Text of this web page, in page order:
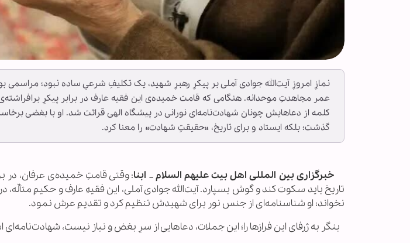
نمازِ امروزِ آیت‌الله جوادی آملی بر پیکرِ رهبرِ شهید، یک تکلیفِ شرعیِ ساده نبود؛ مراسمی
عمر مجاهدتِ موحدانه. هنگامی که قامت خمیده‌ی این فقیه عارف در برابر پیکرِ برافراشته‌ی
کلمه از دعاهایش چونان شهادت‌نامه‌ای نورانی در پیشگاه الهی قرائت شد. او با بغضی
گذشت؛ بلکه ایستاد و برای تاریخ، «حقیقتِ شهادت» را معنا کرد.
خبرگزاری بین المللی اهل بیتعلیهم السلام_ ابنا: وقتی قامتِ خمیده‌ی عرفان، در
تاریخ باید سکوت کند و گوش بسپارد. آیت‌الله جوادی آملی، این فقیهِ عارف و حکیمِ متألّه،
نخواند؛ او شناسنامه‌ای از جنس نور برای شهیدش تنظیم کرد و تقدیمِ عرش نمود.
بنگر به ژرفای این فرازها را؛ این جملات، دعاهایی از سرِ بغض و نیاز نیست،